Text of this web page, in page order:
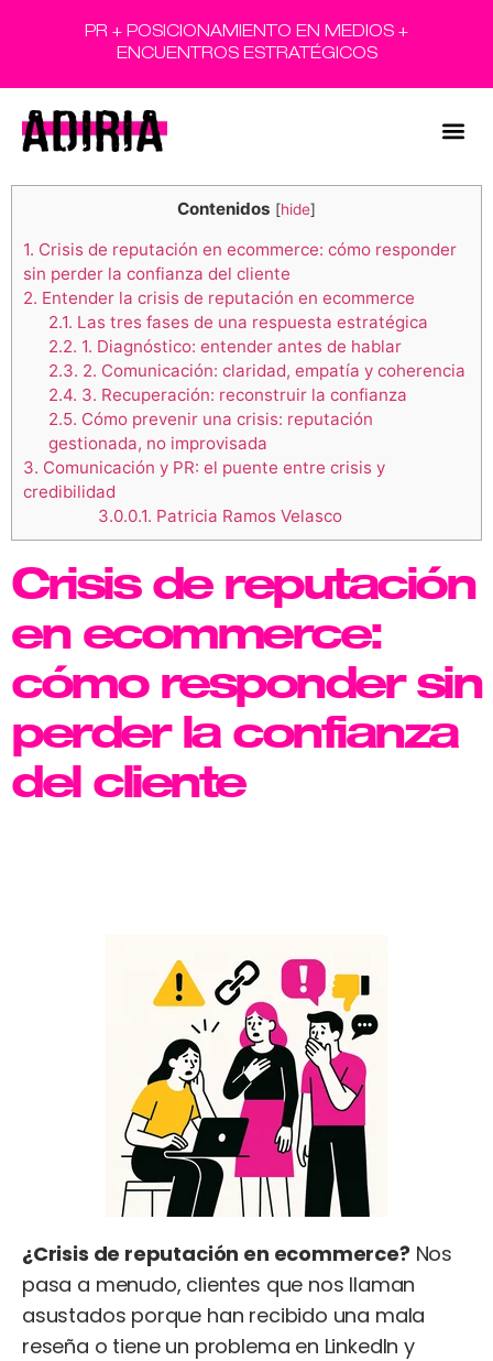
PR + POSICIONAMIENTO EN MEDIOS +
ENCUENTROS ESTRATÉGICOS
Contenidos [hide]
1. Crisis de reputación en ecommerce: cómo responder
sin perder la confianza del cliente
2. Entender la crisis de reputación en ecommerce
2.1. Las tres fases de una respuesta estratégica
2.2. 1. Diagnóstico: entender antes de hablar
2.3. 2. Comunicación: claridad, empatía y coherencia
2.4. 3. Recuperación: reconstruir la confianza
2.5. Cómo prevenir una crisis: reputación
gestionada, no improvisada
3. Comunicación y PR: el puente entre crisis y
credibilidad
3.0.0.1. Patricia Ramos Velasco
Crisis de reputación
en ecommerce:
cómo responder sin
perder la confianza
del cliente
¿Crisis de reputación en ecommerce? Nos
pasa a menudo, clientes que nos llaman
asustados porque han recibido una mala
reseña o tiene un problema en LinkedIn y